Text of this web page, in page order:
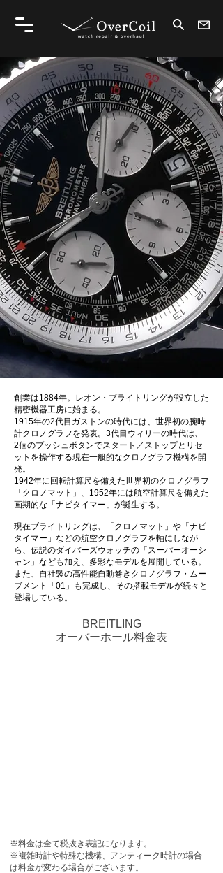
創業は1884年。レオン・ブライトリングが設立した
精密機器工房に始まる。
1915年の2代目ガストンの時代には、世界初の腕時
計クロノグラフを発表。3代目ウィリーの時代は、
2個のプッシュボタンでスタート／ストップとリセ
ットを操作する現在一般的なクロノグラフ機構を開
発。
1942年に回転計算尺を備えた世界初のクロノグラフ
「クロノマット」、1952年には航空計算尺を備えた
画期的な「ナビタイマー」が誕生する。
現在ブライトリングは、「クロノマット」や「ナビ
タイマー」などの航空クロノグラフを軸にしなが
ら、伝説のダイバーズウォッチの「スーパーオーシ
ャン」なども加え、多彩なモデルを展開している。
また、自社製の高性能自動巻きクロノグラフ・ムー
ブメント「01」も完成し、その搭載モデルが続々と
登場している。
BREITLING
オーバーホール料金表
※料金は全て税抜き表記になります。
​※複雑時計や特殊な機構、アンティーク時計の場合
は料金が変わる場合がございます。